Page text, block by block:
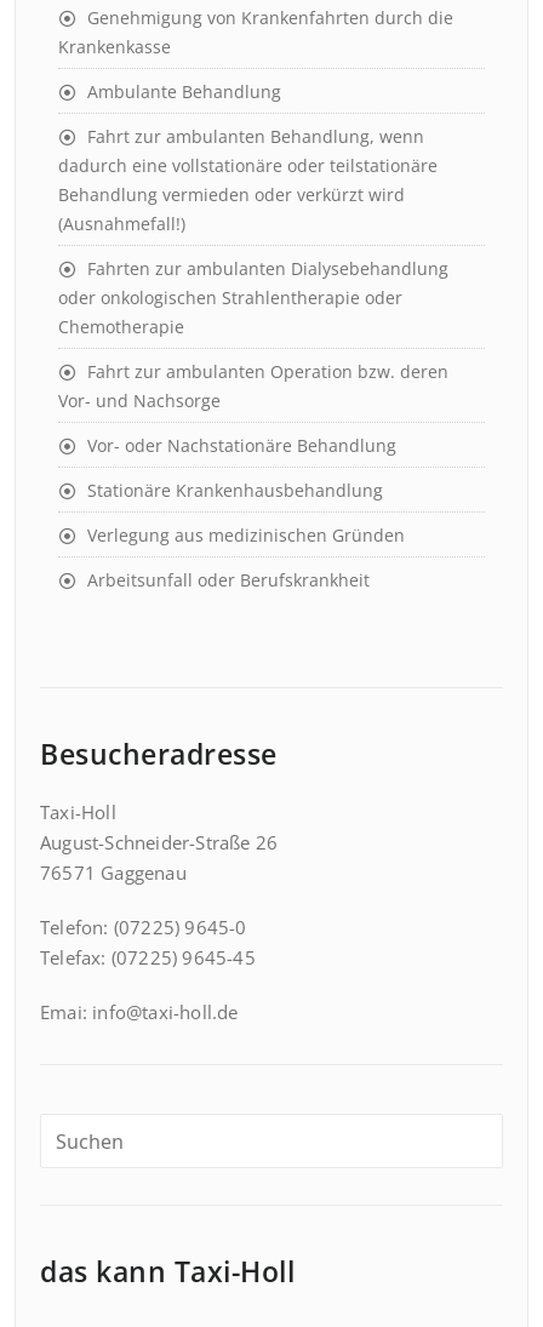
Genehmigung von Krankenfahrten durch die
Krankenkasse
Ambulante Behandlung
Fahrt zur ambulanten Behandlung, wenn
dadurch eine vollstationäre oder teilstationäre
Behandlung vermieden oder verkürzt wird
(Ausnahmefall!)
Fahrten zur ambulanten Dialysebehandlung
oder onkologischen Strahlentherapie oder
Chemotherapie
Fahrt zur ambulanten Operation bzw. deren
Vor- und Nachsorge
Vor- oder Nachstationäre Behandlung
Stationäre Krankenhausbehandlung
Verlegung aus medizinischen Gründen
Arbeitsunfall oder Berufskrankheit
Besucheradresse
Taxi-Holl
August-Schneider-Straße 26
76571 Gaggenau
Telefon: (07225) 9645-0
Telefax: (07225) 9645-45
Emai: info@taxi-holl.de
das kann Taxi-Holl